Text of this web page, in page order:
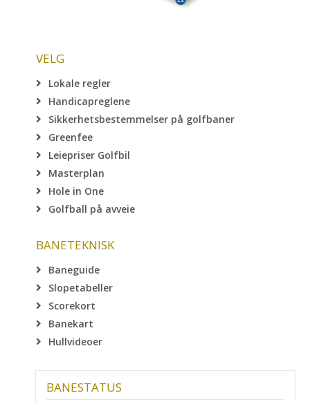
VELG
Lokale regler
Handicapreglene
Sikkerhetsbestemmelser på golfbaner
Greenfee
Leiepriser Golfbil
Masterplan
Hole in One
Golfball på avveie
BANETEKNISK
Baneguide
Slopetabeller
Scorekort
Banekart
Hullvideoer
BANESTATUS